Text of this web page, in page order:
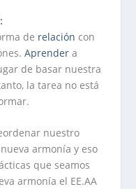
:
de relación con
Aprender a
de basar nuestra
la tarea no está
nuestro
armonía y eso
que seamos
armonía el EE.AA